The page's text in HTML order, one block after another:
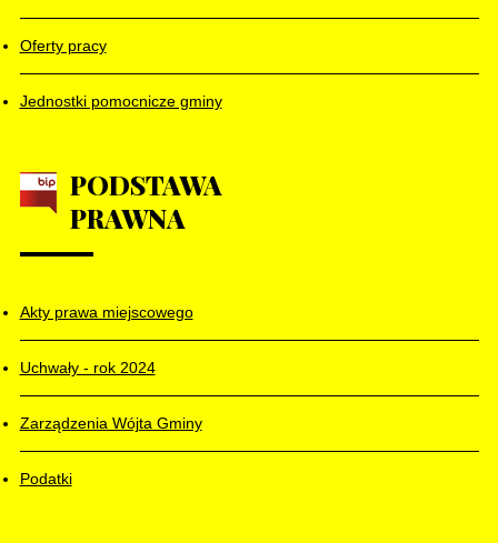
Oferty pracy
Jednostki pomocnicze gminy
PODSTAWA
PRAWNA
Akty prawa miejscowego
Uchwały - rok 2024
Zarządzenia Wójta Gminy
Podatki